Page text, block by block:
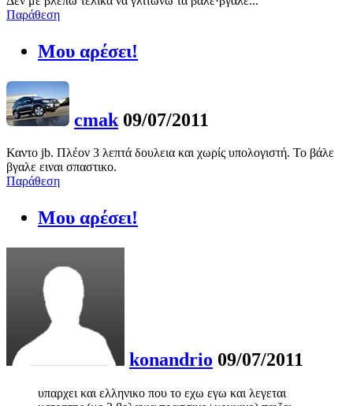
Παράθεση
Μου αρέσει!
cmak 09/07/2011
Καντο jb. Πλέον 3 λεπτά δουλεια και χωρίς υπολογιστή. Το βάλε
βγαλε ειναι σπαστικο.
Παράθεση
Μου αρέσει!
konandrio 09/07/2011
υπαρχει και ελληνικο που το εχω εγω και λεγεται